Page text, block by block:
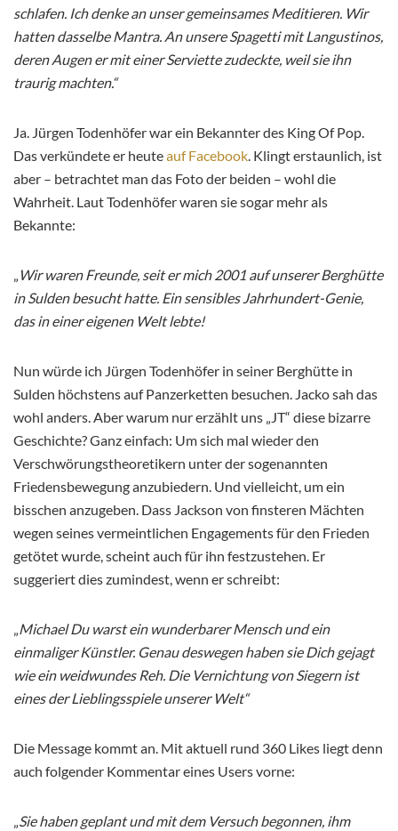
schlafen. Ich denke an unser gemeinsames Meditieren. Wir
hatten dasselbe Mantra. An unsere Spagetti mit Langustinos,
deren Augen er mit einer Serviette zudeckte, weil sie ihn
traurig machten.“
Ja. Jürgen Todenhöfer war ein Bekannter des King Of Pop.
Das verkündete er heuteauf Facebook. Klingt erstaunlich, ist
aber – betrachtet man das Foto der beiden – wohl die
Wahrheit. Laut Todenhöfer waren sie sogar mehr als
Bekannte:
„ Wir waren Freunde, seit er mich 2001 auf unserer Berghütte
in Sulden besucht hatte. Ein sensibles Jahrhundert-Genie,
das in einer eigenen Welt lebte!
Nun würde ich Jürgen Todenhöfer in seiner Berghütte in
Sulden höchstens auf Panzerketten besuchen. Jacko sah das
wohl anders. Aber warum nur erzählt uns „JT“ diese bizarre
Geschichte? Ganz einfach: Um sich mal wieder den
Verschwörungstheoretikern unter der sogenannten
Friedensbewegung anzubiedern. Und vielleicht, um ein
bisschen anzugeben. Dass Jackson von finsteren Mächten
wegen seines vermeintlichen Engagements für den Frieden
getötet wurde, scheint auch für ihn festzustehen. Er
suggeriert dies zumindest, wenn er schreibt:
„Michael Du warst ein wunderbarer Mensch und ein
einmaliger Künstler. Genau deswegen haben sie Dich gejagt
wie ein weidwundes Reh. Die Vernichtung von Siegern ist
eines der Lieblingsspiele unserer Welt“
Die Message kommt an. Mit aktuell rund 360 Likes liegt denn
auch folgender Kommentar eines Users vorne:
„Sie haben geplant und mit dem Versuch begonnen, ihm